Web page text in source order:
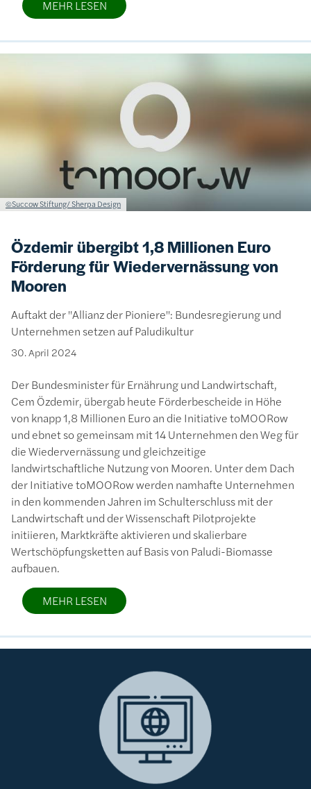
MEHR LESEN
Lizenzinformationen einschließlich Urheberrecht
©Succow Stiftung/ Sherpa Design
Özdemir übergibt 1,8 Millionen Euro
Förderung für Wiedervernässung von
Mooren
Auftakt der "Allianz der Pioniere": Bundesregierung und
Unternehmen setzen auf Paludikultur
30. April 2024
Der Bundesminister für Ernährung und Landwirtschaft,
Cem Özdemir, übergab heute Förderbescheide in Höhe
von knapp 1,8 Millionen Euro an die Initiative toMOORow
und ebnet so gemeinsam mit 14 Unternehmen den Weg für
die Wiedervernässung und gleichzeitige
landwirtschaftliche Nutzung von Mooren. Unter dem Dach
der Initiative toMOORow werden namhafte Unternehmen
in den kommenden Jahren im Schulterschluss mit der
Landwirtschaft und der Wissenschaft Pilotprojekte
initiieren, Marktkräfte aktivieren und skalierbare
Wertschöpfungsketten auf Basis von Paludi-Biomasse
aufbauen.
MEHR LESEN